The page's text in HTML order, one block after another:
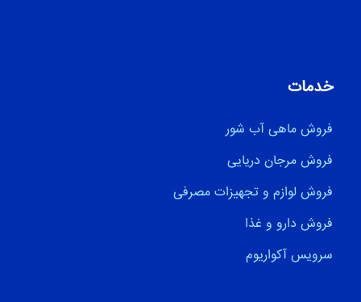
خدمات
فروش ماهی آب شور
فروش مرجان دریایی
فروش لوازم و تجهیزات مصرفی
فروش دارو و غذا
سرویس آکواریوم